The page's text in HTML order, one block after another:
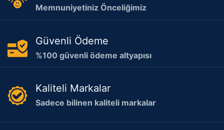
Memnuniyetiniz Önceliğimiz
Güvenli Ödeme
%100 güvenli ödeme altyapısı
Kaliteli Markalar
Sadece bilinen kaliteli markalar